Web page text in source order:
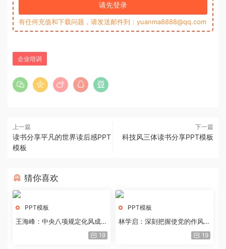
请先登录
有任何充值和下载问题，请发送邮件到：yuanma8888@qq.com
企业培训
上一篇
读书分享平凡的世界读后感PPT
模板
下一篇
科技风三体读书分享PPT模板
猜你喜欢
PPT模板
王海峰：中央八项规定化风成俗
19
PPT模板
林学启：深刻把握使党的作风全
19